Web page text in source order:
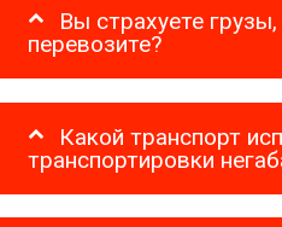
Вы страхуете
перевозите?
Какой транспорт
транспортировки